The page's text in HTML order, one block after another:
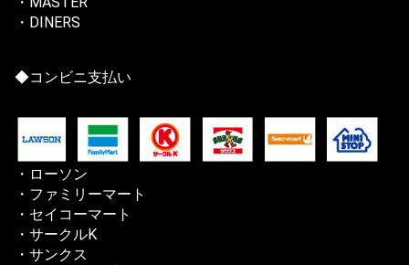
・DINERS
◆コンビニ支払い
・ローソン
・ファミリーマート
・セイコーマート
・サークルK
・サンクス